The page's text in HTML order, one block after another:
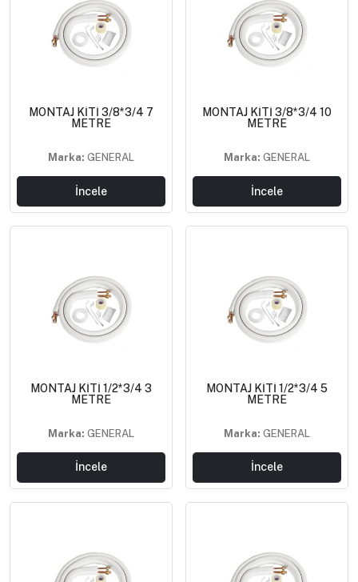
MONTAJ KİTİ 3/8*3/4 7
METRE
Marka: GENERAL
İncele
MONTAJ KİTİ 3/8*3/4 10
METRE
Marka: GENERAL
İncele
MONTAJ KİTİ 1/2*3/4 3
METRE
Marka: GENERAL
İncele
MONTAJ KİTİ 1/2*3/4 5
METRE
Marka: GENERAL
İncele